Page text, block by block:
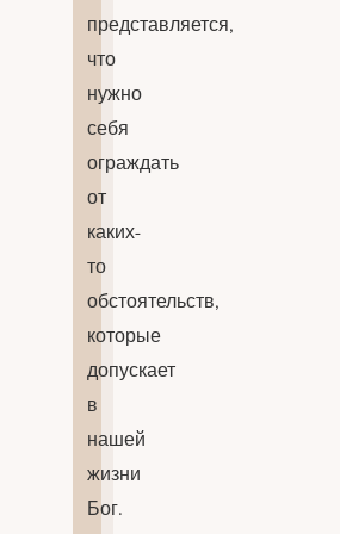
представляется,
что
нужно
себя
ограждать
от
каких-
то
обстоятельств,
которые
допускает
в
нашей
жизни
Бог.